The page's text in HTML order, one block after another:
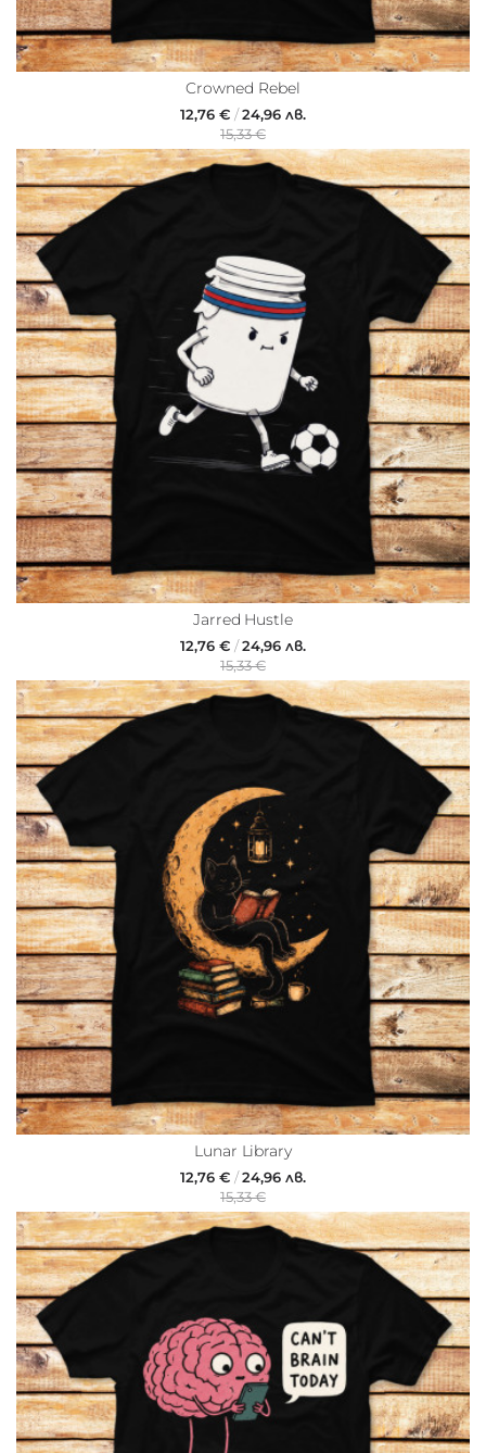
Crowned Rebel
12,76 € /24,96 лв.
15,33 €
Jarred Hustle
12,76 € /24,96 лв.
15,33 €
Lunar Library
12,76 € /24,96 лв.
15,33 €